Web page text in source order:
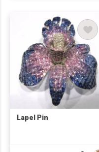
Lapel Pin